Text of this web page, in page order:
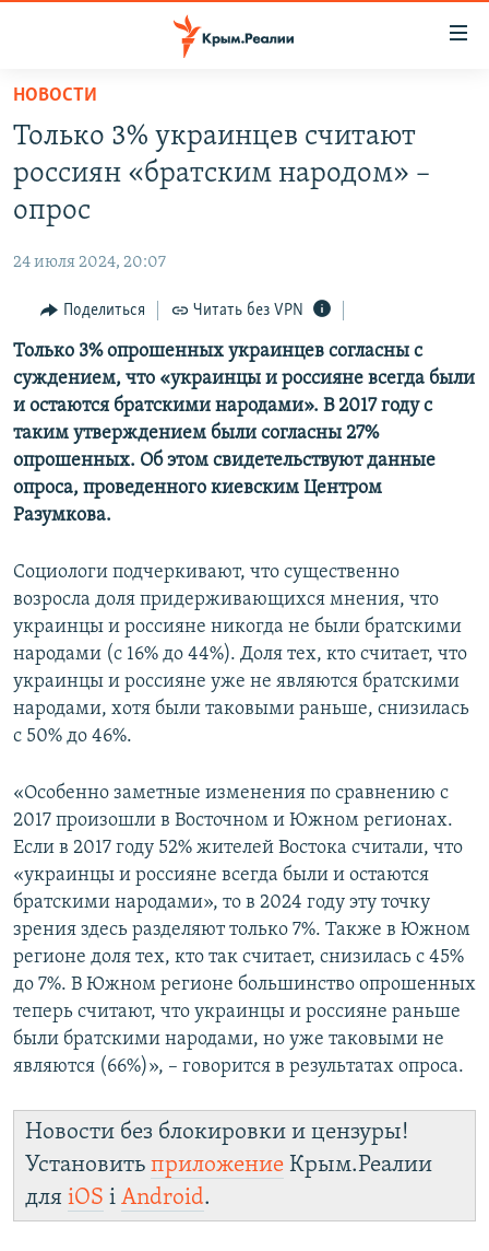
Вернуться
основному
содержанию
Вернутся
главной
Вернутся
поиску
11 ЛЕТ ОККУПАЦИИ КРЫМА. 11 ИСТОРИЙ СОПРОТИВЛЕНИЯ
ВОДА
ЕЩЕ
ИНТЕРАКТИВ
ИНФОГРАФИКА
ТЕЛЕПРОЕКТ КРЫМ.РЕАЛИИ
СОВЕТЫ ПРАВОЗАЩИТНИКОВ
ПРОПАВШИЕ БЕЗ ВЕСТИ
ПОБЕДИТЕЛЕЙ НЕ СУДЯТ?
УКРАИНСКАЯ ПРОБЛЕМА КРЫМА
РАДІО СВОБОДА
КАК ОБОЙТИ БЛОКИРОВКУ
Українською
Qırımtatar
ПРИСОЕДИНЯЙТЕСЬ!
Все сайты RFE/RL
НОВОСТИ
Только 3% украинцев считают
россиян «братским народом» –
опрос
24 июля 2024, 20:07
Поделиться Читать без VPN
Только 3% опрошенных украинцев согласны с
суждением, что «украинцы и россияне всегда были
и остаются братскими народами». В 2017 году с
таким утверждением были согласны 27%
опрошенных. Об этом свидетельствуют данные
опроса, проведенного киевским Центром
Разумкова.
Социологи подчеркивают, что существенно
возросла доля придерживающихся мнения, что
украинцы и россияне никогда не были братскими
народами (с 16% до 44%). Доля тех, кто считает, что
украинцы и россияне уже не являются братскими
народами, хотя были таковыми раньше, снизилась
с 50% до 46%.
«Особенно заметные изменения по сравнению с
2017 произошли в Восточном и Южном регионах.
Если в 2017 году 52% жителей Востока считали, что
«украинцы и россияне всегда были и остаются
братскими народами», то в 2024 году эту точку
зрения здесь разделяют только 7%. Также в Южном
регионе доля тех, кто так считает, снизилась с 45%
до 7%. В Южном регионе большинство опрошенных
теперь считают, что украинцы и россияне раньше
были братскими народами, но уже таковыми не
являются (66%)», – говорится в результатах опроса.
Новости без блокировки и цензуры!
Установить приложение Крым.Реалии
для iOS і Android.